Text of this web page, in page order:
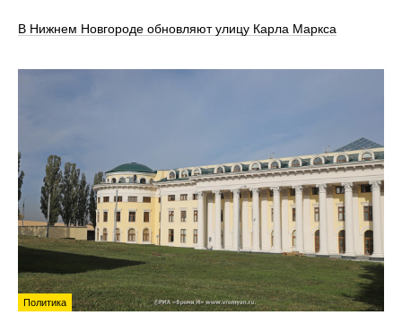
В Нижнем Новгороде обновляют улицу Карла Маркса
Политика